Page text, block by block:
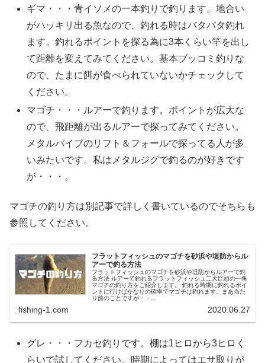
ギマ・・・青イソメの一本釣りで釣ります。地合い
がハッキリ出る魚なので、釣れる時はバタバタ釣れ
ます。釣れるポイントを探る為に3本くらい竿を出し
て距離を変えてみてください。基本ブッコミ釣りな
ので、たまに餌が食べられていないかチェックして
ください。
マゴチ・・・ルアーで釣ります。ポイントが広大な
ので、飛距離が出るルアーで探ってみてください。
メタルバイブのリフト＆フォールで探ってる人が多
いみたいです。私はメタルジグで釣るのが好きです
が・・・。
マゴチの釣り方は別記事で詳しく書いているのでそちらも
参照してください。
フラットフィッシュのマゴチを砂浜や堤防からル
アーで釣る方法
フラットフィッシュのマゴチを砂浜や堤防からルアーで釣
る方法 ルアーで釣れるフラットフィッシュ二大巨頭の一角
マゴチの釣り方をご紹介します。 釣れる時期に釣れるポイ
ントに行けばかなりの確率でマゴチは釣れます。まあ当た
り前のことですが・・...
fishing-1.com 2020.06.27
グレ・・・フカセ釣りです。棚は1ヒロから3ヒロく
らいで試してください。時期によってはエサ取りが